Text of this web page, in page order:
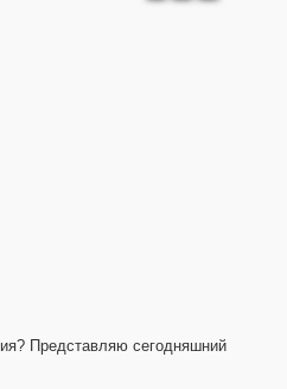
Представляю сегодняшний